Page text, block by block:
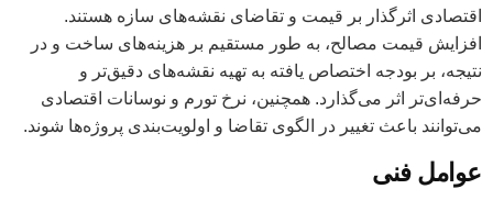
اقتصادی اثرگذار بر قیمت و تقاضای نقشه‌های سازه هستند.
افزایش قیمت مصالح، به طور مستقیم بر هزینه‌های ساخت و در
نتیجه، بر بودجه اختصاص یافته به تهیه نقشه‌های دقیق‌تر و
حرفه‌ای‌تر اثر می‌گذارد. همچنین، نرخ تورم و نوسانات اقتصادی
می‌توانند باعث تغییر در الگوی تقاضا و اولویت‌بندی پروژه‌ها شوند.
عوامل فنی